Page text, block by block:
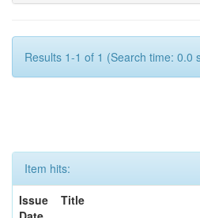
Results 1-1 of 1 (Search time: 0.0
Item hits:
Issue
Title